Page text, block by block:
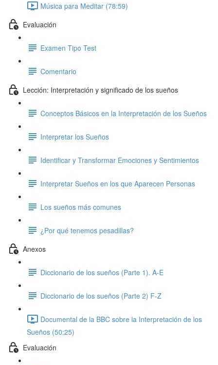
Música para Meditar (78:59)
Evaluación
Examen Tipo Test
Comentario
Lección: Interpretación y significado de los sueños
Conceptos Básicos en la Interpretación de los Sueños
Interpretar los Sueños
Identificar y Transformar Emociones y Sentimientos
Interpretar Sueños en los que Aparecen Personas
Los sueños más comunes
¿Por qué tenemos pesadillas?
Anexos
Diccionario de los sueños (Parte 1). A-E
Diccionario de los sueños (Parte 2) F-Z
Documental de la BBC sobre la Interpretación de los
Sueños (50:25)
Evaluación